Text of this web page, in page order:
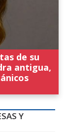
de su
antigua,
Y